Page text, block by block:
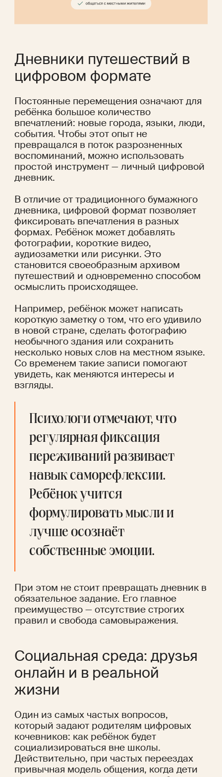
Дневники путешествий в
цифровом формате
Постоянные перемещения означают для
ребёнка большое количество
впечатлений: новые города, языки, люди,
события. Чтобы этот опыт не
превращался в поток разрозненных
воспоминаний, можно использовать
простой инструмент — личный цифровой
дневник.
В отличие от традиционного бумажного
дневника, цифровой формат позволяет
фиксировать впечатления в разных
формах. Ребёнок может добавлять
фотографии, короткие видео,
аудиозаметки или рисунки. Это
становится своеобразным архивом
путешествий и одновременно способом
осмыслить происходящее.
Например, ребёнок может написать
короткую заметку о том, что его удивило
в новой стране, сделать фотографию
необычного здания или сохранить
несколько новых слов на местном языке.
Со временем такие записи помогают
увидеть, как меняются интересы и
взгляды.
Психологи отмечают, что
регулярная фиксация
переживаний развивает
навык саморефлексии.
Ребёнок учится
формулировать мысли и
лучше осознаёт
собственные эмоции.
При этом не стоит превращать дневник в
обязательное задание. Его главное
преимущество — отсутствие строгих
правил и свобода самовыражения.
Социальная среда: друзья
онлайн и в реальной
жизни
Один из самых частых вопросов,
который задают родителям цифровых
кочевников: как ребёнок будет
социализироваться вне школы.
Действительно, при частых переездах
привычная модель общения, когда дети